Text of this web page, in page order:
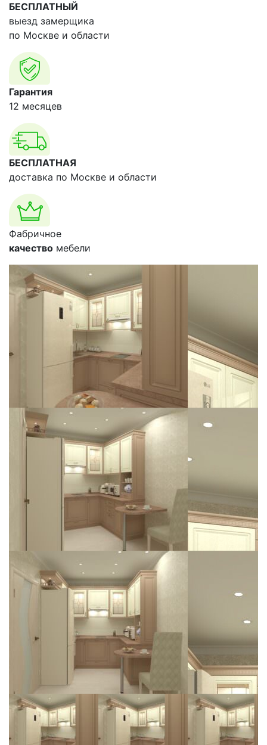
БЕСПЛАТНЫЙ
выезд замерщика
по Москве и области
Гарантия
12 месяцев
БЕСПЛАТНАЯ
доставка по Москве и области
Фабричное
качество мебели